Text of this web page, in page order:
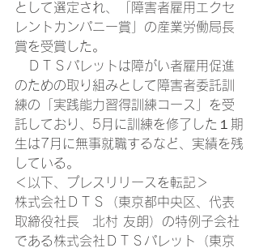
として選定され、「障害者雇用エクセ
レントカンパニー賞」の産業労働局長
賞を受賞した。
ＤＴＳパレットは障がい者雇用促進
のための取り組みとして障害者委託訓
練の「実践能力習得訓練コース」を受
託しており、5月に訓練を修了した１期
生は7月に無事就職するなど、実績を残
している。
＜以下、プレスリリースを転記＞
株式会社ＤＴＳ（東京都中央区、代表
取締役社長　北村 友朗）の特例子会社
である株式会社ＤＴＳパレット（東京